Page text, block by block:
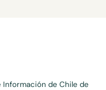
Información de Chile de